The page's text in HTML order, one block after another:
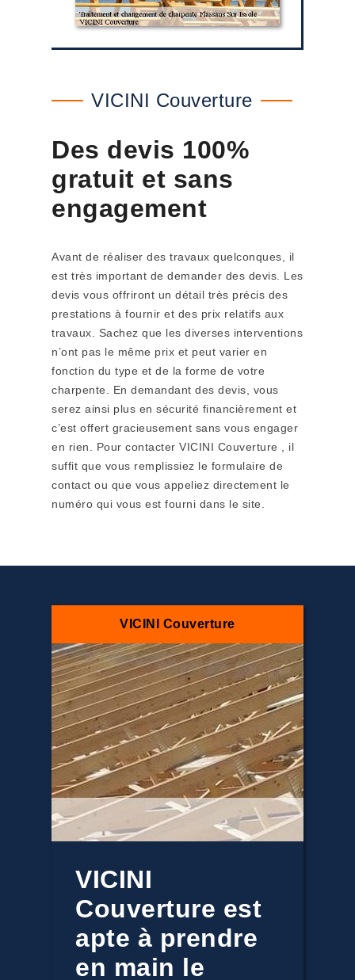
VICINI Couverture
Des devis 100%
gratuit et sans
engagement
Avant de réaliser des travaux quelconques, il
est très important de demander des devis. Les
devis vous offriront un détail très précis des
prestations à fournir et des prix relatifs aux
travaux. Sachez que les diverses interventions
n’ont pas le même prix et peut varier en
fonction du type et de la forme de votre
charpente. En demandant des devis, vous
serez ainsi plus en sécurité financièrement et
c’est offert gracieusement sans vous engager
en rien. Pour contacter VICINI Couverture , il
suffit que vous remplissiez le formulaire de
contact ou que vous appeliez directement le
numéro qui vous est fourni dans le site.
VICINI Couverture
VICINI
Couverture est
apte à prendre
en main le